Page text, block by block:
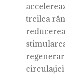
treilea
circulației